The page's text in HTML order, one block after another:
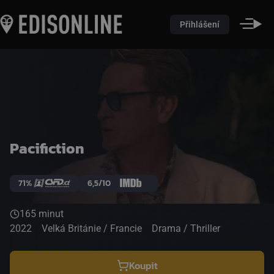
Přihlášení
Pacifiction
71% 6,5/10
165 minut
2022
Velká Británie / Francie Drama / Thriller
Koupit